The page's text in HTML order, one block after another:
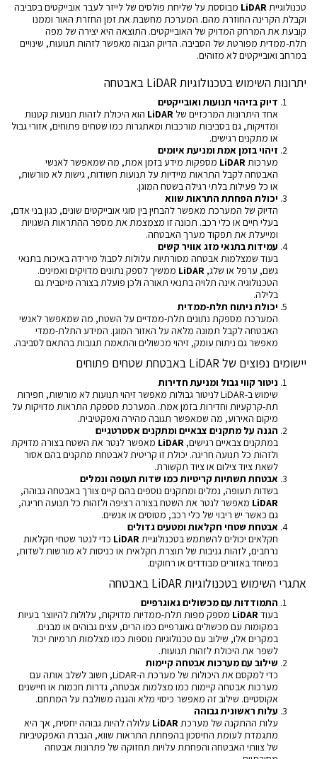
טכנולוגייתLiDAR מבוססת על שליחת פולסים של לייזר לעבר אובייקטים בסביבה
וקבלת הקרינה החוזרת מהם. המערכת מחשבת את זמן החזרת האור וממנו
קובעת את המרחק המדויק של האובייקטים. התוצאה היא יצירה של מפה
תלת-ממדית מפורטת של הסביבה. הדיוק הגבוה מאפשר לזהות תנועות, שינויים
במרחב ואובייקטים לא מזוהים.
יתרונות השימוש בטכנולוגיות LiDAR באבטחה
דיוק בזיהוי תנועות ואובייקטים
אחד היתרונות המרכזיים של LiDAR הוא היכולת לזהות תנועות קטנות
ומדויקות, גם בסביבות מורכבות ומאתגרות כמו שטחים פתוחים, אזורי גבול
או מתקנים רגישים.
זיהוי בזמן אמת ומניעת איומים
מערכותLiDAR מספקות מידע בזמן אמת, מה שמאפשר לאנשי
האבטחה לקבל התראות מיידיות על תנועות חשודות, גישות לא מורשות,
או כל פעילות בלתי רגילה בשטח המוגן.
יכולת הפחתת התראות שווא
הדיוק של המערכת מאפשר להבחין בין סוגי אובייקטים שונים, כגון בני אדם,
בעלי חיים או כלי רכב. תכונה זו מצמצמת את מספר ההתראות השגויות
ומייעלת את תפקוד מערך האבטחה.
עמידות בתנאי מזג אוויר קשים
בעוד שמצלמות אבטחה מסורתיות עלולות לסבול מירידה באיכות בתנאי
גשם, ערפל או שלג, LiDAR ממשיך לספק נתונים מדויקים ואמינים.
הטכנולוגיה אינה תלויה בתנאי תאורה ולכן פועלת בצורה מיטבית גם
בלילה.
יכולת ניתוח תלת-ממדית
המערכת מספקת נתונים תלת-ממדיים על השטח, מה שמאפשר לאנשי
האבטחה לקבל תמונה מלאה על האזור המוגן. המידע התלת-ממדי
מאפשר גם ניתוח עומק, זיהוי מכשולים והתאמת תגובות בהתאם לסביבה.
יישומים נפוצים של LiDAR באבטחת שטחים פתוחים
ניטור קווי גבול ומניעת חדירות
שימוש ב-LiDAR לניטור גבולות מאפשר זיהוי תנועות לא מורשות, חפירות
תת-קרקעיות וחדירות בזמן אמת. המערכת מספקת התראות מדויקות על
מיקום האירוע, מה שמאפשר תגובה מהירה ואפקטיבית.
הגנה על מתקנים צבאיים ומתקנים אסטרטגיים
במתקנים צבאיים רגישים, LiDAR מאפשר לנטר את השטח בצורה מדויקת
ולזהות כל תנועה חריגה. יכולת זו קריטית לאבטחת מתקנים בהם אסור
לשאת ציוד צילום או ציוד תקשורת.
אבטחת תשתיות קריטיות כמו שדות תעופה ונמלים
בשדות תעופה, נמלים ומתקנים נוספים בהם קיים צורך באבטחה גבוהה,
LiDAR מאפשר לנטר את השטח בצורה רציפה ולזהות כל תנועה חריגה,
גם כאשר יש ריבוי של כלי רכב, מטוסים או אנשים.
אבטחת שטחי חקלאות ומטעים גדולים
חקלאים יכולים להשתמש בטכנולוגייתLiDAR כדי לנטר שטחי חקלאות
נרחבים, לזהות גניבות של תוצרת חקלאית או כניסות לא מורשות לשדות,
במיוחד באזורים מבודדים או רחוקים.
אתגרי השימוש בטכנולוגיות LiDAR באבטחה
התמודדות עם מכשולים גאוגרפיים
בעודLiDAR מספק מפות תלת-ממדיות מדויקות, עלולות להיווצר בעיות
במקומות עם מכשולים גאוגרפיים כמו הרים, עצים גבוהים או מבנים.
במקרים אלו, שילוב עם טכנולוגיות נוספות כמו מצלמות תרמיות יכול
לשפר את היכולת לזהות תנועות.
שילוב עם מערכות אבטחה קיימות
כדי למקסם את היכולות של מערכת ה-LiDAR, חשוב לשלב אותה עם
מערכות אבטחה קיימות כמו מצלמות אבטחה, גדרות חכמות או חיישנים
אקוסטיים. שילוב זה מאפשר כיסוי מלא והגנה משולבת על המתחם.
עלות ראשונית גבוהה
עלות ההתקנה של מערכתLiDAR עלולה להיות גבוהה יחסית, אך היא
מתגמדת לעומת החיסכון בהפחתת התראות שווא, הגברת האפקטיביות
של צוותי האבטחה והפחתת עלויות תחזוקה של פתרונות אבטחה